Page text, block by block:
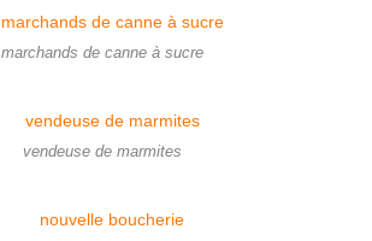
marchands de canne à sucre
vendeuse de marmites